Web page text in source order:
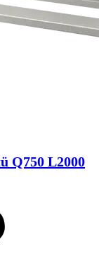
Q750 L2000